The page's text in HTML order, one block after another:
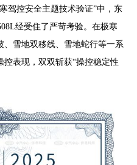
驾控安全主题技术验证”中，东
经受住了严苛考验。在极寒
、雪地双移线、雪地蛇行等一系
表现，双双斩获“操控稳定性